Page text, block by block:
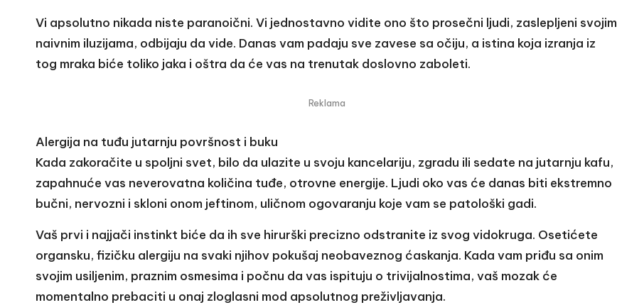
Vi apsolutno nikada niste paranoični. Vi jednostavno vidite ono što prosečni ljudi, zaslepljeni svojim
naivnim iluzijama, odbijaju da vide. Danas vam padaju sve zavese sa očiju, a istina koja izranja iz
tog mraka biće toliko jaka i oštra da će vas na trenutak doslovno zaboleti.
Reklama
Alergija na tuđu jutarnju površnost i buku
Kada zakoračite u spoljni svet, bilo da ulazite u svoju kancelariju, zgradu ili sedate na jutarnju kafu,
zapahnuće vas neverovatna količina tuđe, otrovne energije. Ljudi oko vas će danas biti ekstremno
bučni, nervozni i skloni onom jeftinom, uličnom ogovaranju koje vam se patološki gadi.
Vaš prvi i najjači instinkt biće da ih sve hirurški precizno odstranite iz svog vidokruga. Osetićete
organsku, fizičku alergiju na svaki njihov pokušaj neobaveznog ćaskanja. Kada vam priđu sa onim
svojim usiljenim, praznim osmesima i počnu da vas ispituju o trivijalnostima, vaš mozak će
momentalno prebaciti u onaj zloglasni mod apsolutnog preživljavanja.